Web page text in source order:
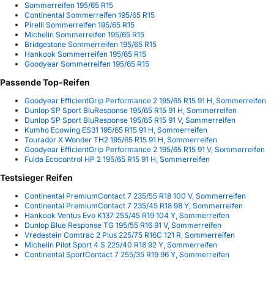
Sommerreifen 195/65 R15
Continental Sommerreifen 195/65 R15
Pirelli Sommerreifen 195/65 R15
Michelin Sommerreifen 195/65 R15
Bridgestone Sommerreifen 195/65 R15
Hankook Sommerreifen 195/65 R15
Goodyear Sommerreifen 195/65 R15
Passende Top-Reifen
Goodyear EfficientGrip Performance 2 195/65 R15 91 H, Sommerreifen
Dunlop SP Sport BluResponse 195/65 R15 91 H, Sommerreifen
Dunlop SP Sport BluResponse 195/65 R15 91 V, Sommerreifen
Kumho Ecowing ES31 195/65 R15 91 H, Sommerreifen
Tourador X Wonder TH2 195/65 R15 91 H, Sommerreifen
Goodyear EfficientGrip Performance 2 195/65 R15 91 V, Sommerreifen
Fulda Ecocontrol HP 2 195/65 R15 91 H, Sommerreifen
Testsieger Reifen
Continental PremiumContact 7 235/55 R18 100 V, Sommerreifen
Continental PremiumContact 7 235/45 R18 98 Y, Sommerreifen
Hankook Ventus Evo K137 255/45 R19 104 Y, Sommerreifen
Dunlop Blue Response TG 195/55 R16 91 V, Sommerreifen
Vredestein Comtrac 2 Plus 225/75 R16C 121 R, Sommerreifen
Michelin Pilot Sport 4 S 225/40 R18 92 Y, Sommerreifen
Continental SportContact 7 255/35 R19 96 Y, Sommerreifen